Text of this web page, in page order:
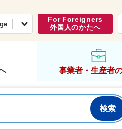
市公式ホームページくらし・行政
For Foreigners
外国人のかたへ
事業者・生産者